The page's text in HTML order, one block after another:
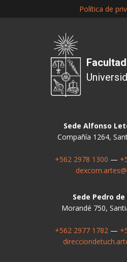
Política de
Sede Alfonso
Compañía 1264,
+562 2978 1300 —
Sede Pedro
Morandé 750,
+562 2977 1782—